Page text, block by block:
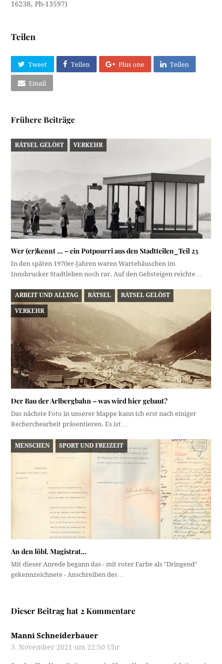
16238, Ph-13597)
Teilen
Tweet Teilen Plus one Teilen
Email
Frühere Beiträge
RÄTSEL GELÖST VERKEHR
Wer (er)kennt … – ein Potpourri aus den Stadtteilen_Teil 23
In den späten 1970er-Jahren waren Wartehäuschen im
Innsbrucker Stadtleben noch rar. Auf den Gehsteigen reichte…
ARBEIT UND ALLTAG RÄTSEL RÄTSEL GELÖST
VERKEHR
Der Bau der Arlbergbahn – was wird hier gebaut?
Das nächste Foto in unserer Mappe kann ich erst nach einiger
Recherchearbeit präsentieren. Es ist…
MENSCHEN SPORT UND FREIZEIT
An den löbl. Magistrat…
Mit dieser Anrede begann das - mit roter Farbe als "Dringend"
gekennzeichnete - Anschreiben des…
Dieser Beitrag hat 2 Kommentare
Manni Schneiderbauer
3. November 2021 um 22:50 Uhr